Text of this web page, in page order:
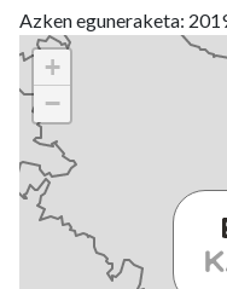
Azken eguneraketa:
+
−